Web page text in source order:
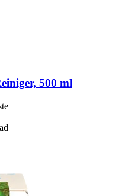
500 ml